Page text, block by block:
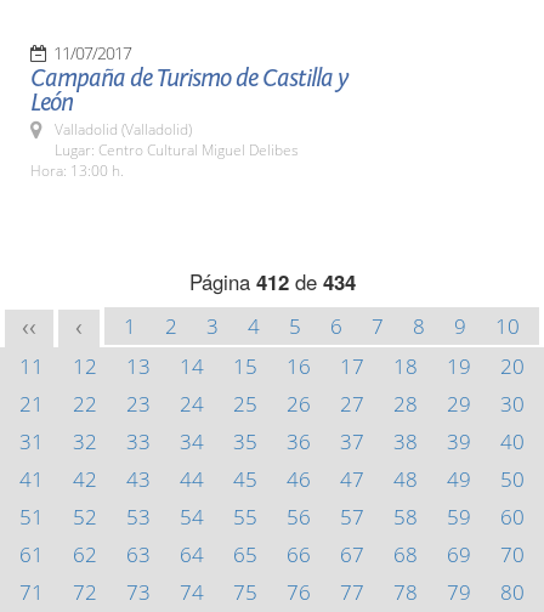
11/07/2017
Campaña de Turismo de Castilla y
León
Valladolid (Valladolid)
Lugar: Centro Cultural Miguel Delibes
Hora: 13:00 h.
Página 412de 434
<< < 1 2 3 4 5 6 7 8 9
10
11
12 13 14 15 16 17 18 19
20
21
22 23 24 25 26 27 28 29
30
31
32 33 34 35 36 37 38 39
40
41
42 43 44 45 46 47 48 49
50
51
52 53 54 55 56 57 58 59
60
61
62 63 64 65 66 67 68 69
70
71
72 73 74 75 76 77 78 79
80